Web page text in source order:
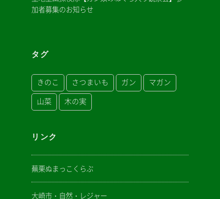
加者募集のお知らせ
タグ
きのこ さつまいも ガン マガン
山菜 木の実
リンク
蕪栗ぬまっこくらぶ
大崎市・自然・レジャー